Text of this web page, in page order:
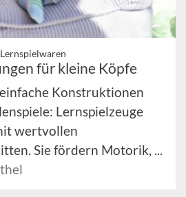
für kleine Köpfe
Konstruktionen
Lernspielzeuge
wertvollen
Sie fördern Motorik, ...